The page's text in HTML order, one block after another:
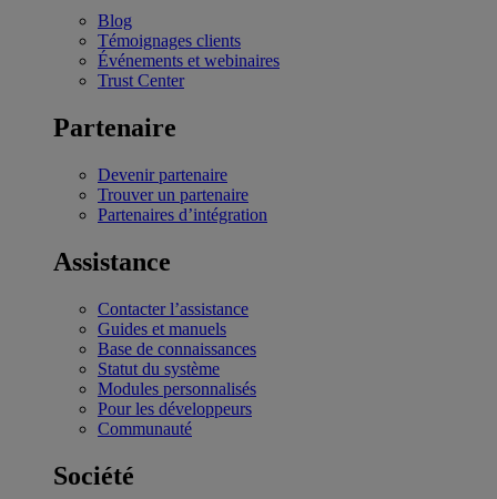
Blog
Témoignages clients
Événements et webinaires
Trust Center
Partenaire
Devenir partenaire
Trouver un partenaire
Partenaires d’intégration
Assistance
Contacter l’assistance
Guides et manuels
Base de connaissances
Statut du système
Modules personnalisés
Pour les développeurs
Communauté
Société